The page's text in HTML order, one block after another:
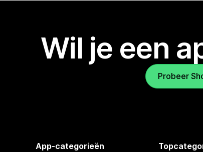
Wil je een
Probeer
App-categorieën